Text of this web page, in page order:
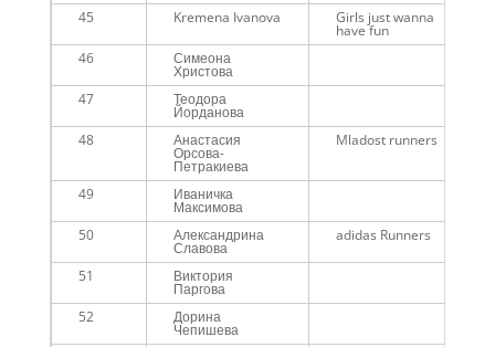
45
Kremena Ivanova Girls just wanna
have fun
46 Симеона
Христова
47 Теодора
Йорданова
48 Анастасия
Орсова-
Петракиева
Mladost runners
49 Иваничка
Максимова
50
Александрина
Славова
adidas Runners
51 Виктория
Паргова
52 Дорина
Чепишева